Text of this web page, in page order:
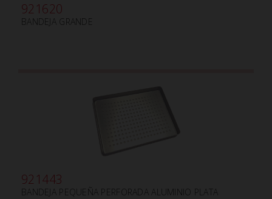
921620
BANDEJA GRANDE
921443
BANDEJA PEQUEÑA PERFORADA ALUMINIO PLATA